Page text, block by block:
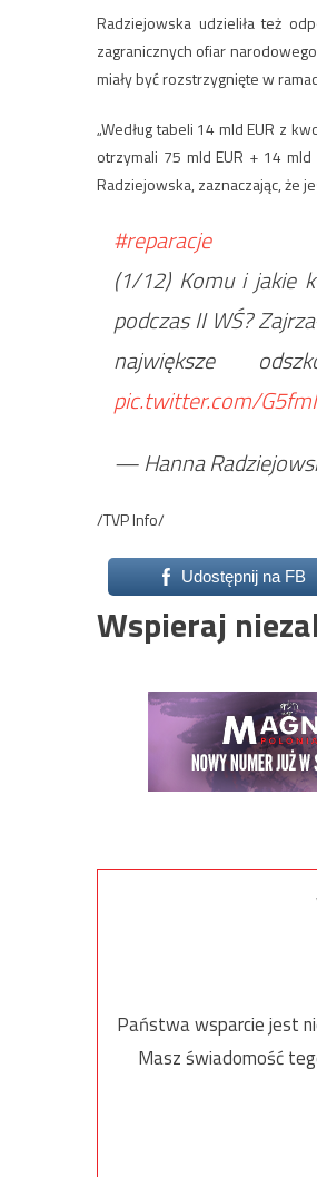
Radziejowska udzieliła też
zagranicznych ofiar
miały być rozstrzygnięte w
„Według tabeli 14 mld EUR z
otrzymali 75 mld EUR + 14 mld
Radziejowska, zaznaczając, że
#reparacje
(1/12) Komu i jakie
podczas II WŚ?
największe
pic.twitter.com/
— Hanna
/TVP Info/
Udostępnij na FB
Wspieraj
Państwa wsparcie jest
Masz świadomość